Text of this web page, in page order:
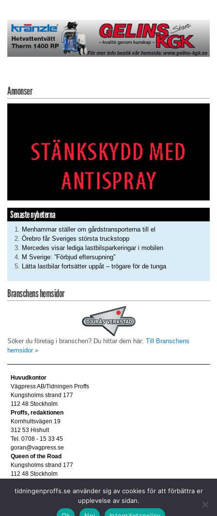
Annonser
Senaste nyheterna
Menhammar ställer om gårdstransporterna till el
Örebro får Sveriges största truckstopp
Mercedes visar lediga lastbilsparkeringar i mobilen
M Sverige: ”Förbjud eftersupning”
Lätta lastbilar fortsätter uppåt – trögare för de tunga
Branschens hemsidor
Söker du företag i branschen? Du hittar dem här: Till Branschens
hemsidor »
Huvudkontor
Vägpress AB/Tidningen Proffs
Kungsholms strand 177
112 48 Stockholm
Proffs, redaktionen
Kornhultsvägen 19
312 53 Hishult
Tel. 0708 - 15 33 45
goran@vagpress.se
Queen of the Road
Kungsholms strand 177
112 48 Stockholm
Tel. 08 - 653 83 80
tidningenproffs.se använder sig av cookies för att förbättra er
upplevelse av sidan.